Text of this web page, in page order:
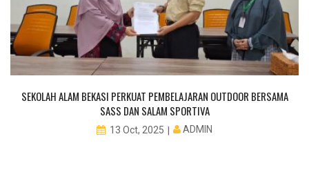
SEKOLAH ALAM BEKASI PERKUAT PEMBELAJARAN OUTDOOR BERSAMA
SASS DAN SALAM SPORTIVA
13 Oct, 2025 ADMIN